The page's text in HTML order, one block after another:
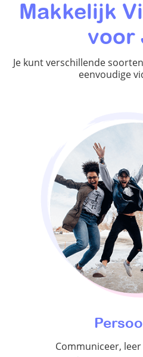
Makkelijk
voor
Je kunt verschillende
eenvoudige
Communiceer,